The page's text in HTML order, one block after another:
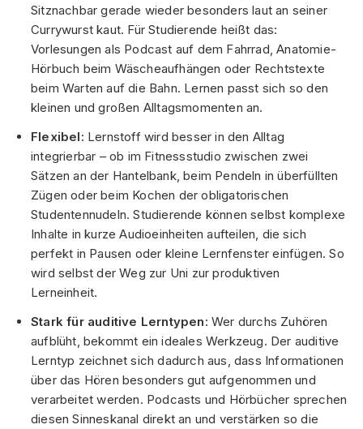
Sitznachbar gerade wieder besonders laut an seiner
Currywurst kaut. Für Studierende heißt das:
Vorlesungen als Podcast auf dem Fahrrad, Anatomie-
Hörbuch beim Wäscheaufhängen oder Rechtstexte
beim Warten auf die Bahn. Lernen passt sich so den
kleinen und großen Alltagsmomenten an.
Flexibel: Lernstoff wird besser in den Alltag
integrierbar – ob im Fitnessstudio zwischen zwei
Sätzen an der Hantelbank, beim Pendeln in überfüllten
Zügen oder beim Kochen der obligatorischen
Studentennudeln. Studierende können selbst komplexe
Inhalte in kurze Audioeinheiten aufteilen, die sich
perfekt in Pausen oder kleine Lernfenster einfügen. So
wird selbst der Weg zur Uni zur produktiven
Lerneinheit.
Stark für auditive Lerntypen: Wer durchs Zuhören
aufblüht, bekommt ein ideales Werkzeug. Der auditive
Lerntyp zeichnet sich dadurch aus, dass Informationen
über das Hören besonders gut aufgenommen und
verarbeitet werden. Podcasts und Hörbücher sprechen
diesen Sinneskanal direkt an und verstärken so die